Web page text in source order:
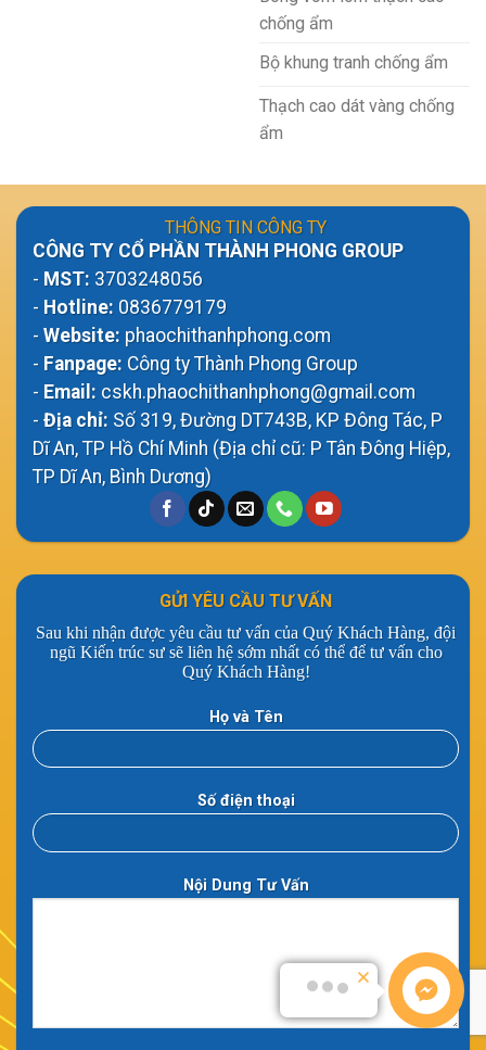
chống ẩm
Bộ khung tranh chống ẩm
Thạch cao dát vàng chống
ẩm
THÔNG TIN CÔNG TY
CÔNG TY CỔ PHẦN THÀNH PHONG GROUP
- MST: 3703248056
- Hotline: 0836779179
- Website: phaochithanhphong.com
- Fanpage: Công ty Thành Phong Group
- Email: cskh.phaochithanhphong@gmail.com
- Địa chỉ: Số 319, Đường DT743B, KP Đông Tác, P
Dĩ An, TP Hồ Chí Minh (Địa chỉ cũ: P Tân Đông Hiệp,
TP Dĩ An, Bình Dương)
GỬI YÊU CẦU TƯ VẤN
Sau khi nhận được yêu cầu tư vấn của Quý Khách Hàng, đội
ngũ Kiến trúc sư sẽ liên hệ sớm nhất có thể để tư vấn cho
Quý Khách Hàng!
Họ và Tên
Số điện thoại
Nội Dung Tư Vấn
Thành Phong có thể hỗ trợ gì?